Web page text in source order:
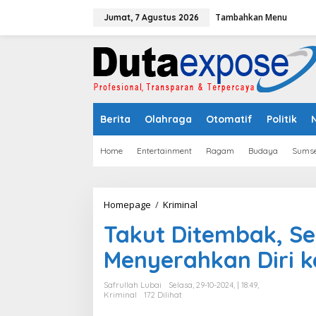
Jumat, 7 Agustus 2026 Tambahkan Menu
Berita Olahraga Otomatif Politik
Home Entertainment Ragam Budaya
Homepage / Kriminal
k
u
t
D
i
Takut Ditembak,
Menyerahkan Diri
Safrullah Lubai
Selasa, 29-10-2024, | 18:49,
Kriminal
172 Dilihat